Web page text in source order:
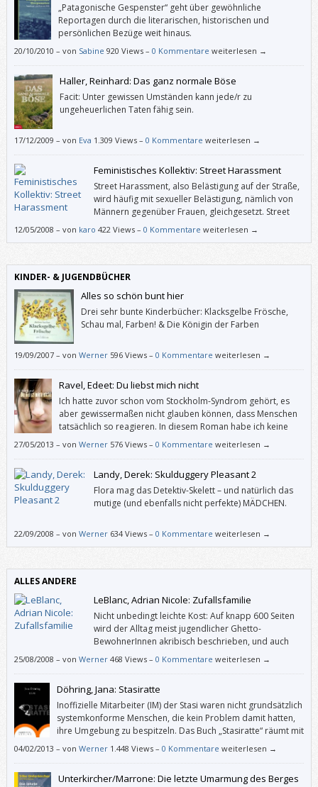
„Patagonische Gespenster“ geht über gewöhnliche
Reportagen durch die literarischen, historischen und
persönlichen Bezüge weit hinaus.
20/10/2010 – von Sabine 920 Views – 0 Kommentare weiterlesen →
Haller, Reinhard: Das ganz normale Böse
Facit: Unter gewissen Umständen kann jede/r zu
ungeheuerlichen Taten fähig sein.
17/12/2009 – von Eva 1.309 Views – 0 Kommentare weiterlesen →
Feministisches Kollektiv: Street Harassment
Street Harassment, also Belästigung auf der Straße,
wird häufig mit sexueller Belästigung, nämlich von
Männern gegenüber Frauen, gleichgesetzt. Street
Harassment ist aber ein viel komplexeres
kulturelle (Rand-)Gruppen.
12/05/2008 – von karo 422 Views – 0 Kommentare weiterlesen →
KINDER- & JUGENDBÜCHER
Alles so schön bunt hier
Drei sehr bunte Kinderbücher: Klacksgelbe Frösche,
Schau mal, Farben! & Die Königin der Farben
19/09/2007– von Werner 596 Views – 0 Kommentare weiterlesen →
Ravel, Edeet: Du liebst mich nicht
Ich hatte zuvor schon vom Stockholm-Syndrom gehört, es
aber gewissermaßen nicht glauben können, dass Menschen
tatsächlich so reagieren. In diesem Roman habe ich keine
Sekunde daran gezweifelt, dass sich ein Entführungsopfer so
27/05/2013 – von Werner 576 Views – 0 Kommentare weiterlesen →
Landy, Derek: Skulduggery Pleasant 2
Flora mag das Detektiv-Skelett – und natürlich das
mutige (und ebenfalls nicht perfekte) MÄDCHEN.
22/09/2008 – von Werner 634 Views – 0 Kommentare weiterlesen →
ALLES ANDERE
LeBlanc, Adrian Nicole: Zufallsfamilie
Nicht unbedingt leichte Kost: Auf knapp 600 Seiten
wird der Alltag meist jugendlicher Ghetto-
BewohnerInnen akribisch beschrieben, und auch
wenn es zeitweise dramatisch zugeht, ist das Buch
25/08/2008 – von Werner 468 Views – 0 Kommentare weiterlesen →
Döhring, Jana: Stasiratte
Inoffizielle Mitarbeiter (IM) der Stasi waren nicht grundsätzlich
systemkonforme Menschen, die kein Problem damit hatten,
ihre Umgebung zu bespitzeln. Das Buch „Stasiratte“ räumt mit
diesem Vorurteil überzeugend auf.
04/02/2013 – von Werner 1.448 Views – 0 Kommentare weiterlesen →
Unterkircher/Marrone: Die letzte Umarmung des Berges